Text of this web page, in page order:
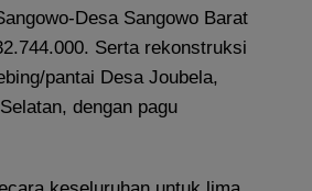
Desa Sangowo Barat
Serta rekonstruksi
pantai Desa Joubela,
dengan pagu